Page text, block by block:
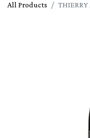
All Products